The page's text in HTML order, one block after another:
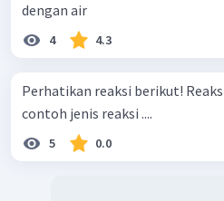
dengan air
4 4.3
Perhatikan reaksi berikut! Reaksi tersebut menunjukkan
contoh jenis reaksi ....
5 0.0